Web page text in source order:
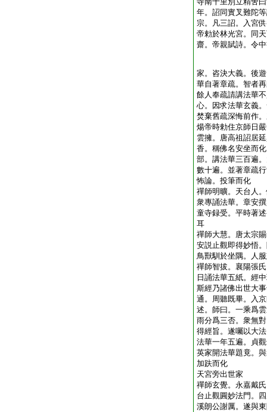
年。詔同實叉難陀
宗。凡三詔。入宮
帝勅於林光宮。同
齋。帝親賦詩。令
家。咨決大義。後
華自著章疏。智者
餘人奉疏請講法華
心。因求法華玄義
焚棄舊疏深悔前作
煬帝時勅住京師日
雲擁。唐高祖詔居
香。稱佛名安坐而
部。講法華三百遍
數十遍。並著章疏
怖論。投筆而化
禪師明曠。天台人
衆專誦法華。章安
童寺録受。平時著
耳
禪師大慧。唐太宗
安説止觀即得妙悟
鳥獸馴於坐隅。人
禪師智拔。襄陽張
日誦法華五紙。經
斯經乃諸佛出世大
通。周聽既畢。入
述。師曰。一乘爲
雨分爲三否。衆無
得經旨。遂囑以大
法華一年五遍。貞
英家開法華題竟。
加趺而化
天宮旁出世家
禪師玄覺。永嘉戴
台止觀圓妙法門。
溪朗公謝厲。遂與